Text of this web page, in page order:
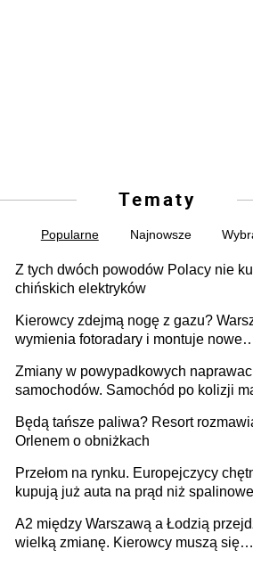
Tematy
Popularne Najnowsze
Z tych dwóch powodów Polacy nie
chińskich elektryków
Kierowcy zdejmą nogę z gazu?
wymienia fotoradary i montuje nowe
Zmiany w powypadkowych
samochodów. Samochód po kolizji
technologią producenta
Będą tańsze paliwa? Resort
Orlenem o obniżkach
Przełom na rynku. Europejczycy
kupują już auta na prąd niż spalinowe
A2 między Warszawą a Łodzią
wielką zmianę. Kierowcy muszą się